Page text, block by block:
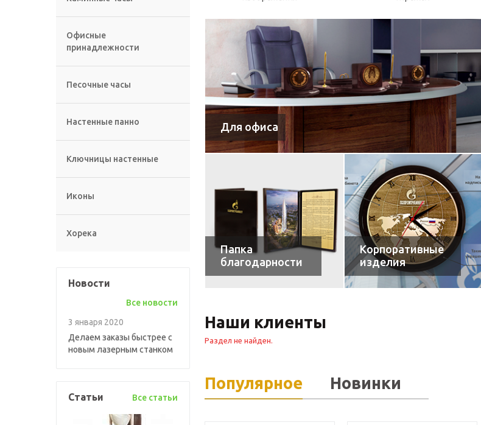
Офисные
принадлежности
Песочные часы
Настенные панно
Ключницы настенные
Иконы
Хорека
Новости
Все новости
3 января 2020
Делаем заказы быстрее с
новым лазерным станком
Статьи Все статьи
Для офиса
Папка
благодарности
Корпоративные
изделия
Наши клиенты
Раздел не найден.
Популярное Новинки